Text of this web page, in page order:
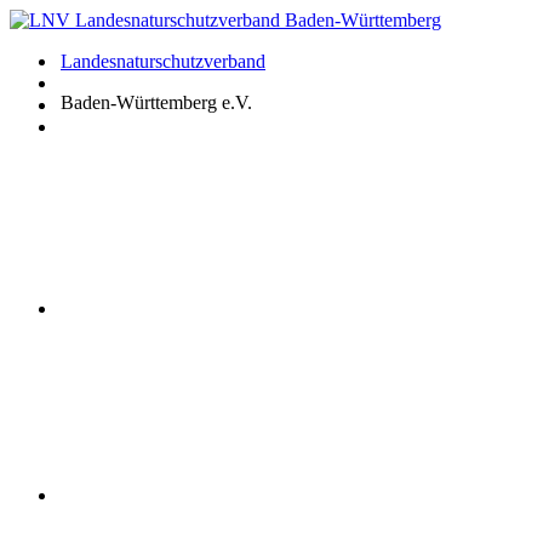
Zum
springenLandesnaturschutzverband
Baden-Württemberg e.V.